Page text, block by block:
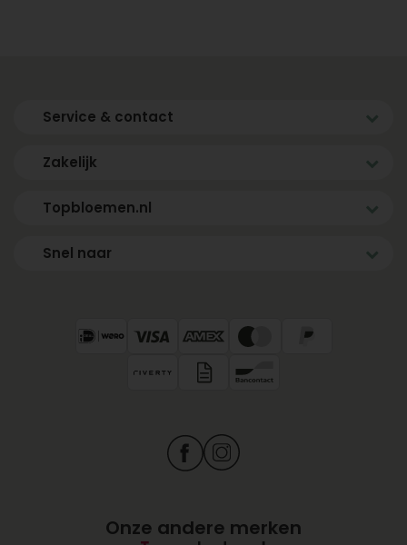
Service & contact
Zakelijk
Topbloemen.nl
Snel naar
Onze andere merken